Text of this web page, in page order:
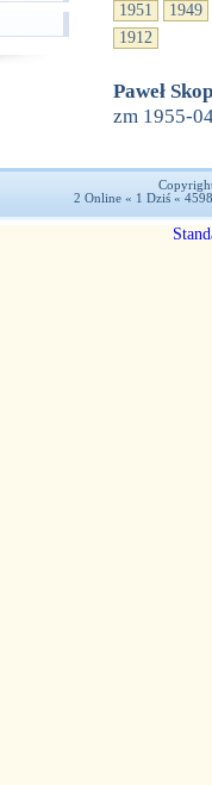
1951
1949
1912
Paweł
zm 1955-
2 Online « 1 Dziś «